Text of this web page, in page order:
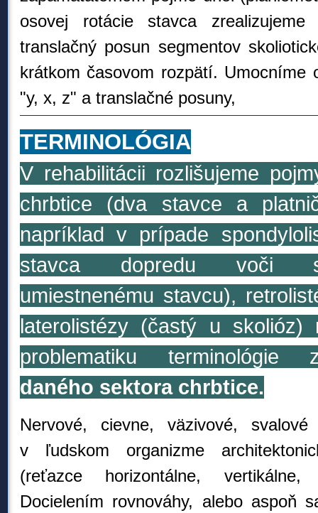
osovej rotácie stavca
translačný posun segmentov
krátkom časovom rozpätí. Umocníme
"y, x, z" a translačné posuny,
TERMINOLÓGIA
V rehabilitácii rozlišujeme
chrbtice (dva stavce a
napríklad v prípade
stavca dopredu voči
umiestnenému stavcu),
laterolistézy (častý u skolióz)
problematiku
daného sektora chrbtice.
Nervové, cievne, väzivové,
v ľudskom organizme
(reťazce horizontálne, vertikálne,
Docielením rovnováhy, alebo aspoň